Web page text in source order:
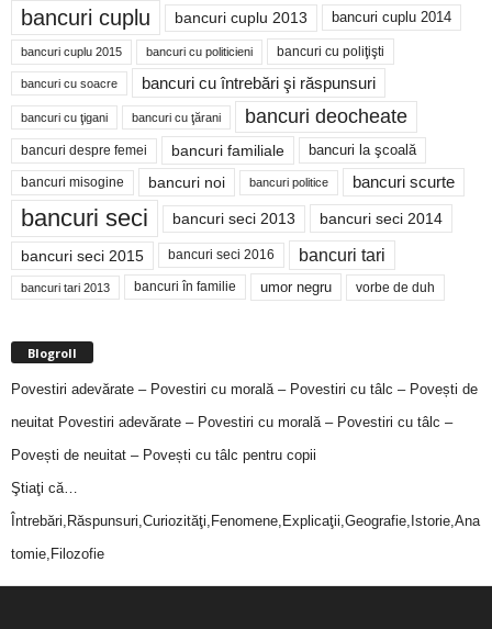
bancuri cuplu bancuri cuplu 2013 bancuri cuplu 2014
bancuri cuplu 2015 bancuri cu politicieni bancuri cu poliţişti
bancuri cu soacre bancuri cu întrebări şi răspunsuri
bancuri cu ţigani bancuri cu ţărani bancuri deocheate
bancuri despre femei bancuri familiale bancuri la şcoală
bancuri misogine bancuri noi bancuri politice bancuri scurte
bancuri seci bancuri seci 2013 bancuri seci 2014
bancuri seci 2015 bancuri seci 2016 bancuri tari
bancuri tari 2013 bancuri în familie umor negru vorbe de duh
Blogroll
Povestiri adevărate – Povestiri cu morală – Povestiri cu tâlc – Povești de
neuitat Povestiri adevărate – Povestiri cu morală – Povestiri cu tâlc –
Povești de neuitat – Povești cu tâlc pentru copii
Ştiaţi că…
Întrebări,Răspunsuri,Curiozităţi,Fenomene,Explicaţii,Geografie,Istorie,Ana
tomie,Filozofie